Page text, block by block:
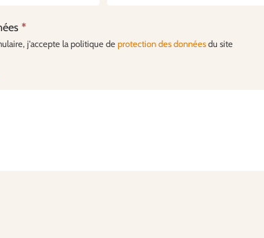
*
j'accepte la politique deprotection des donnéesdu site